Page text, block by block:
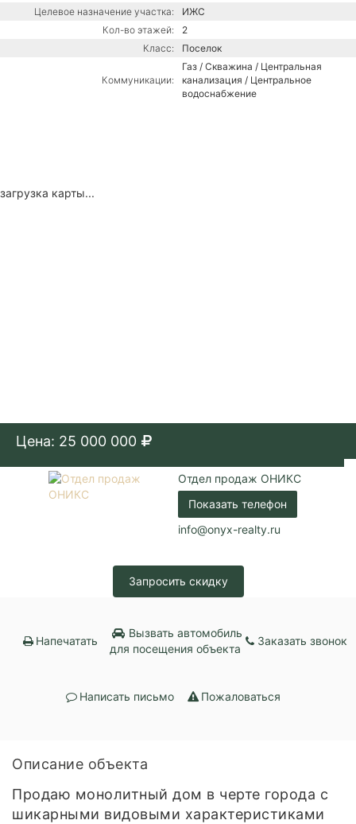
Целевое назначение участка:
ИЖС
Кол-во этажей:
2
Класс:
Поселок
Коммуникации:
Газ / Скважина / Центральная
канализация / Центральное
водоснабжение
загрузка карты...
Цена: 25 000 000
Отдел продаж ОНИКС
Показать телефон
info@onyx-realty.ru
Запросить скидку
Напечатать
Вызвать автомобиль
для посещения объекта
Заказать звонок
Написать письмо Пожаловаться
Описание объекта
Продаю монолитный дом в черте города с
шикарными видовыми характеристиками